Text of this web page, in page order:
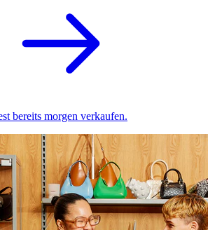
bereits morgen verkaufen.